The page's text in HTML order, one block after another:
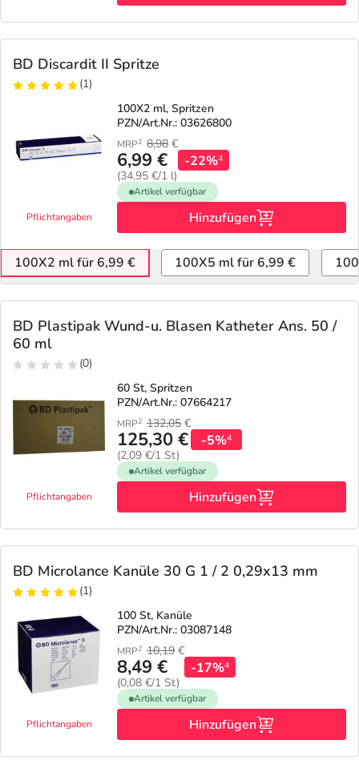
BD Discardit II Spritze
(1)
Pflichtangaben
100X2 ml, Spritzen
PZN/Art.Nr.: 03626800
MRP2 8,98 €
6,99 €
(34,95 €/1 l)
-22%4
Artikel verfügbar
Hinzufügen
100X2 ml für 6,99 € 100X5 ml für 6,99 €
BD Plastipak Wund-u. Blasen Katheter Ans. 50 /
60 ml
(0)
Pflichtangaben
60 St, Spritzen
PZN/Art.Nr.: 07664217
MRP2 132,05 €
125,30 €
(2,09 €/1 St)
-5%4
Artikel verfügbar
Hinzufügen
BD Microlance Kanüle 30 G 1 / 2 0,29x13 mm
(1)
Pflichtangaben
100 St, Kanüle
PZN/Art.Nr.: 03087148
MRP2 10,19 €
8,49 €
(0,08 €/1 St)
-17%4
Artikel verfügbar
Hinzufügen